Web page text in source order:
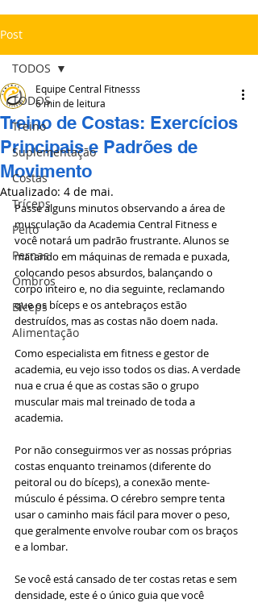
Post
TODOS
Treino
Suplementação
Costas
Tríceps
Peito
Pernas
Ombros
Bíceps
Alimentação
TODOS
Treino de Costas: Exercícios
Principais e Padrões de
Movimento
Equipe Central Fitnesss
6 min de leitura
Atualizado: 4 de mai.
Passe alguns minutos observando a área de
musculação da Academia Central Fitness e
você notará um padrão frustrante. Alunos se
matando em máquinas de remada e puxada,
colocando pesos absurdos, balançando o
corpo inteiro e, no dia seguinte, reclamando
que os bíceps e os antebraços estão
destruídos, mas as costas não doem nada.
Como especialista em fitness e gestor de
academia, eu vejo isso todos os dias. A verdade
nua e crua é que as costas são o grupo
muscular mais mal treinado de toda a
academia.
Por não conseguirmos ver as nossas próprias
costas enquanto treinamos (diferente do
peitoral ou do bíceps), a conexão mente-
músculo é péssima. O cérebro sempre tenta
usar o caminho mais fácil para mover o peso,
que geralmente envolve roubar com os braços
e a lombar.
Se você está cansado de ter costas retas e sem
densidade, este é o único guia que você